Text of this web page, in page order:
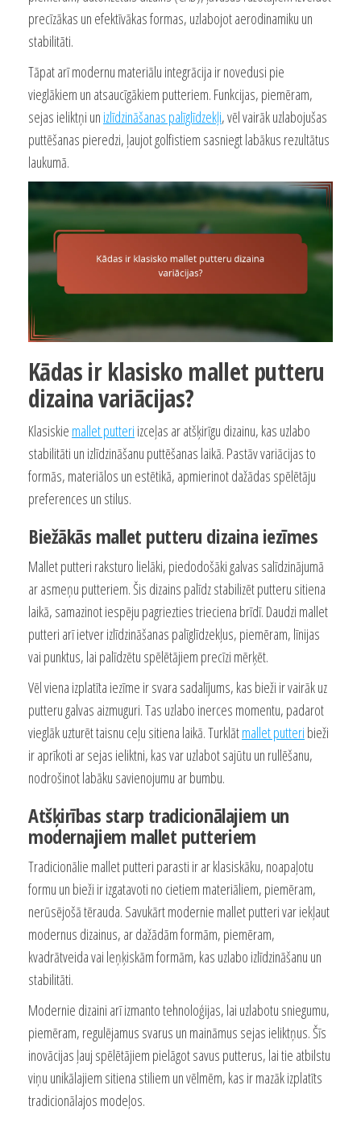
precīzākas un efektīvākas formas, uzlabojot aerodinamiku un
stabilitāti.
Tāpat arī modernu materiālu integrācija ir novedusi pie
vieglākiem un atsaucīgākiem putteriem. Funkcijas, piemēram,
sejas ieliktņi un izlīdzināšanas palīglīdzekļi, vēl vairāk uzlabojušas
puttēšanas pieredzi, ļaujot golfistiem sasniegt labākus rezultātus
laukumā.
Kādas ir klasisko mallet putteru
dizaina variācijas?
Klasiskie mallet putteri izceļas ar atšķirīgu dizainu, kas uzlabo
stabilitāti un izlīdzināšanu puttēšanas laikā. Pastāv variācijas to
formās, materiālos un estētikā, apmierinot dažādas spēlētāju
preferences un stilus.
Biežākās mallet putteru dizaina iezīmes
Mallet putteri raksturo lielāki, piedodošāki galvas salīdzinājumā
ar asmeņu putteriem. Šis dizains palīdz stabilizēt putteru sitiena
laikā, samazinot iespēju pagriezties trieciena brīdī. Daudzi mallet
putteri arī ietver izlīdzināšanas palīglīdzekļus, piemēram, līnijas
vai punktus, lai palīdzētu spēlētājiem precīzi mērķēt.
Vēl viena izplatīta iezīme ir svara sadalījums, kas bieži ir vairāk uz
putteru galvas aizmuguri. Tas uzlabo inerces momentu, padarot
vieglāk uzturēt taisnu ceļu sitiena laikā. Turklātmallet putteri bieži
ir aprīkoti ar sejas ieliktni, kas var uzlabot sajūtu un rullēšanu,
nodrošinot labāku savienojumu ar bumbu.
Atšķirības starp tradicionālajiem un
modernajiem mallet putteriem
Tradicionālie mallet putteri parasti ir ar klasiskāku, noapaļotu
formu un bieži ir izgatavoti no cietiem materiāliem, piemēram,
nerūsējošā tērauda. Savukārt modernie mallet putteri var iekļaut
modernus dizainus, ar dažādām formām, piemēram,
kvadrātveida vai leņķiskām formām, kas uzlabo izlīdzināšanu un
stabilitāti.
Modernie dizaini arī izmanto tehnoloģijas, lai uzlabotu sniegumu,
piemēram, regulējamus svarus un maināmus sejas ieliktņus. Šīs
inovācijas ļauj spēlētājiem pielāgot savus putterus, lai tie atbilstu
viņu unikālajiem sitiena stiliem un vēlmēm, kas ir mazāk izplatīts
tradicionālajos modeļos.